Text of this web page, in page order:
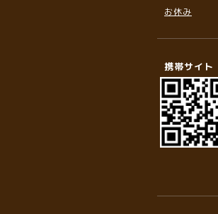
お休み
携帯サイト